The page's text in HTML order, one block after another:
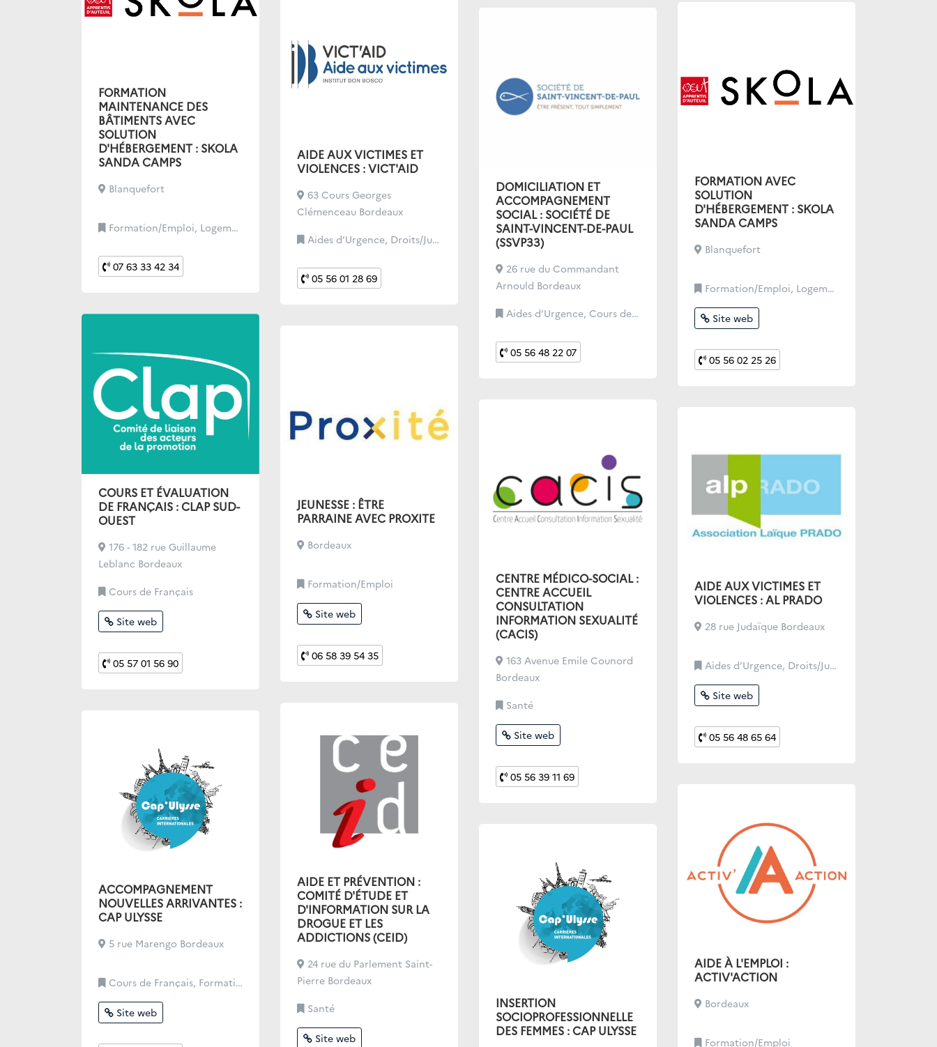
FORMATION
MAINTENANCE DES
BÂTIMENTS AVEC
SOLUTION
D'HÉBERGEMENT : SKOLA
SANDA CAMPS
Blanquefort
Formation/Emploi, Logement/Hébergement
07 63 33 42 34
AIDE AUX VICTIMES ET
VIOLENCES : VICT'AID
63 Cours Georges
Clémenceau Bordeaux
Aides d’Urgence, Droits/Justice, Santé, Soutien administratif
05 56 01 28 69
FORMATION AVEC
SOLUTION
D'HÉBERGEMENT : SKOLA
SANDA CAMPS
Blanquefort
Formation/Emploi, Logement/Hébergement
Site web
05 56 02 25 26
DOMICILIATION ET
ACCOMPAGNEMENT
SOCIAL : SOCIÉTÉ DE
SAINT-VINCENT-DE-PAUL
(SSVP33)
26 rue du Commandant
Arnould Bordeaux
Aides d’Urgence, Cours de Français, Soutien administratif
05 56 48 22 07
COURS ET ÉVALUATION
DE FRANÇAIS : CLAP SUD-
OUEST
176 - 182 rue Guillaume
Leblanc Bordeaux
Cours de Français
Site web
05 57 01 56 90
JEUNESSE : ÊTRE
PARRAINE AVEC PROXITE
Bordeaux
Formation/Emploi
Site web
06 58 39 54 35
CENTRE MÉDICO-SOCIAL :
CENTRE ACCUEIL
CONSULTATION
INFORMATION SEXUALITÉ
(CACIS)
163 Avenue Emile Counord
Bordeaux
Santé
Site web
05 56 39 11 69
AIDE AUX VICTIMES ET
VIOLENCES : AL PRADO
28 rue Judaïque Bordeaux
Aides d’Urgence, Droits/Justice, Santé, Soutien administratif
Site web
05 56 48 65 64
AIDE ET PRÉVENTION :
COMITÉ D'ÉTUDE ET
D'INFORMATION SUR LA
DROGUE ET LES
ADDICTIONS (CEID)
24 rue du Parlement Saint-
Pierre Bordeaux
Santé
Site web
ACCOMPAGNEMENT
NOUVELLES ARRIVANTES :
CAP ULYSSE
5 rue Marengo Bordeaux
Cours de Français, Formation/Emploi
Site web
AIDE À L'EMPLOI :
ACTIV'ACTION
Bordeaux
Formation/Emploi
INSERTION
SOCIOPROFESSIONNELLE
DES FEMMES : CAP ULYSSE